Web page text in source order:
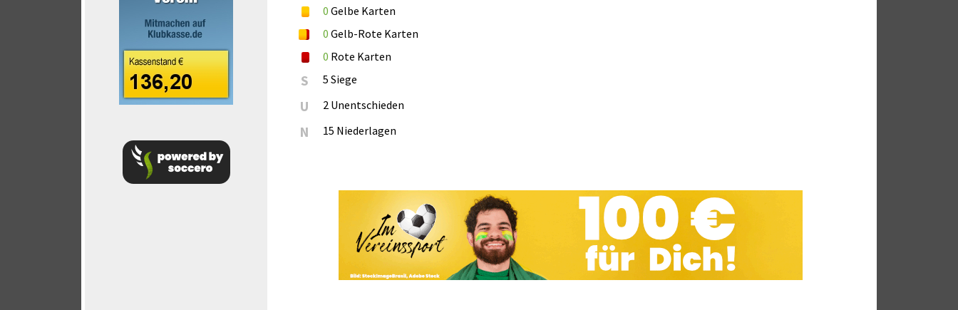
0 Gelbe Karten
0 Gelb-Rote Karten
0 Rote Karten
S 5 Siege
U 2 Unentschieden
N 15 Niederlagen